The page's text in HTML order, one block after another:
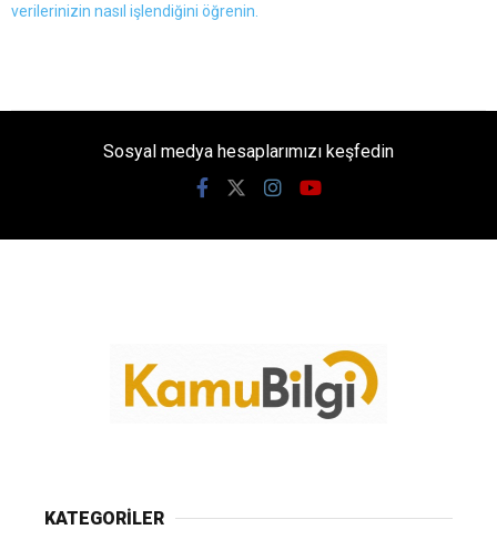
verilerinizin nasıl işlendiğini öğrenin.
Sosyal medya hesaplarımızı keşfedin
KATEGORİLER